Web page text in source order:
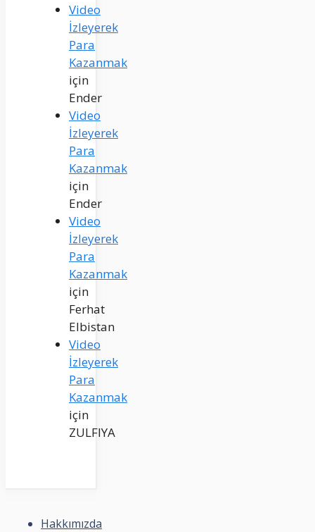
Video
İzleyerek
Para
Kazanmak
için
Ender
Video
İzleyerek
Para
Kazanmak
için
Ender
Video
İzleyerek
Para
Kazanmak
için
Ferhat
Elbistan
Video
İzleyerek
Para
Kazanmak
için
ZULFIYA
Hakkımızda